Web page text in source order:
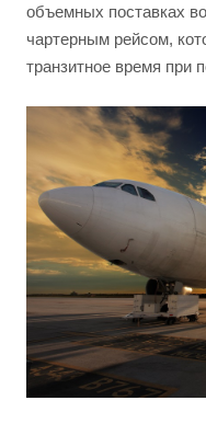
объемных поставках
чартерным рейсом,
транзитное время при